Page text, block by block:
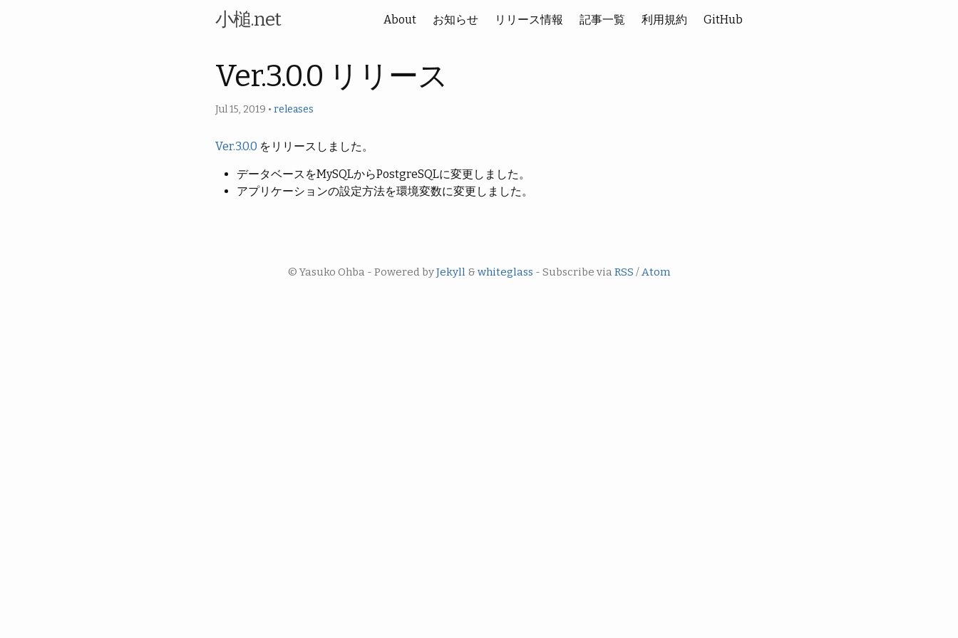
小槌.net About お知らせ リリース情報 記事一覧 利用規約 GitHub
Ver.3.0.0 リリース
Jul 15, 2019 • releases
Ver.3.0.0 をリリースしました。
データベースをMySQLからPostgreSQLに変更しました。
アプリケーションの設定方法を環境変数に変更しました。
© Yasuko Ohba - Powered byJekyll & whiteglass - Subscribe via RSS /Atom